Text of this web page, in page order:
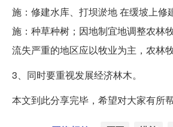
施：修建水库、打坝淤地 在缓坡上修
施：种草种树；因地制宜地调整农林
流失严重的地区应以牧业为主，农林牧
3、同时要重视发展经济林木。
本文到此分享完毕，希望对大家有所帮